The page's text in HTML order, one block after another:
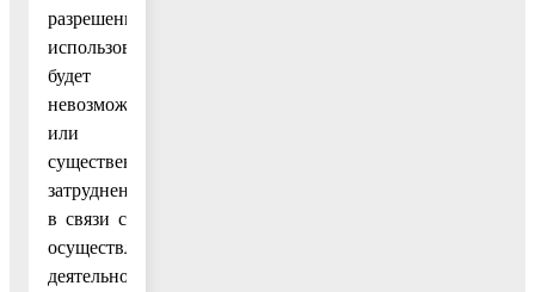
разрешенного
использования
будет
невозможно
или
существенно
затруднено
в связи с
осуществлением
деятельности,